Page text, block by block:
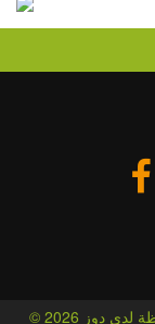
© 2026 جميع الحقوق محفوظة لدى دوز memoryUsage : 6.64MB ,